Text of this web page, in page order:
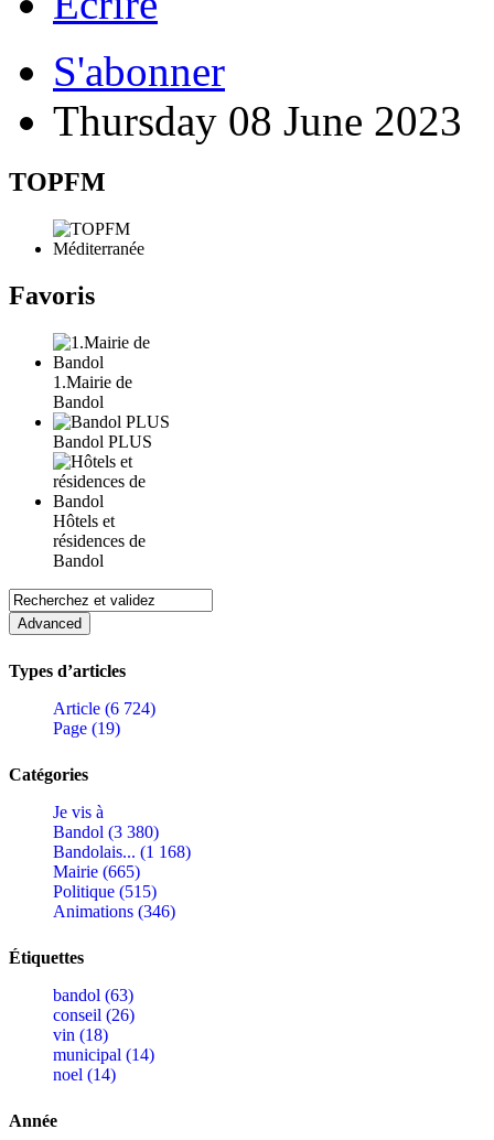
S'abonner
Thursday 08 June 2023
TOPFM
Favoris
1.Mairie de
Bandol
Bandol PLUS
Hôtels et
résidences de
Bandol
Types d’articles
Article (6 724)
Page (19)
Catégories
Je vis à
Bandol (3 380)
Bandolais... (1 168)
Mairie (665)
Politique (515)
Animations (346)
Étiquettes
bandol (63)
conseil (26)
vin (18)
municipal (14)
noel (14)
Année